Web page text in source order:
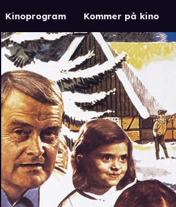
Kinoprogram Kommer på kino